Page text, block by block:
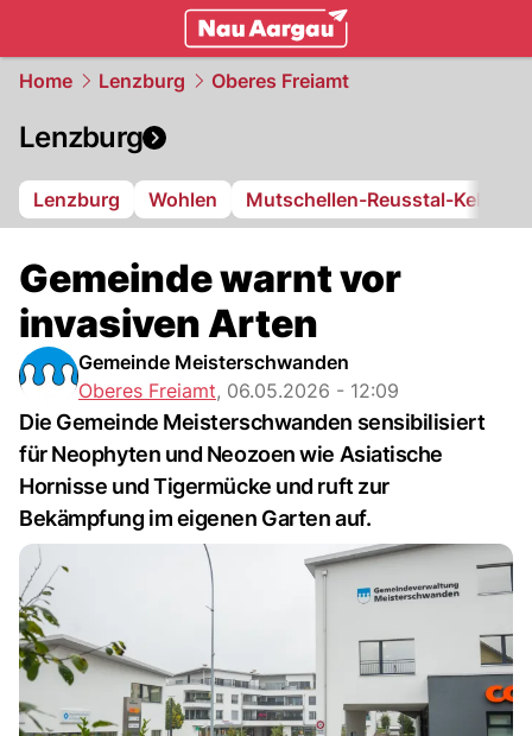
Home Lenzburg Oberes Freiamt
Lenzburg
Lenzburg Wohlen Mutschellen-Reusstal-
Gemeinde warnt vor
invasiven Arten
Gemeinde Meisterschwanden
Oberes Freiamt, 06.05.2026 - 12:09
Die Gemeinde Meisterschwanden sensibilisiert
für Neophyten und Neozoen wie Asiatische
Hornisse und Tigermücke und ruft zur
Bekämpfung im eigenen Garten auf.